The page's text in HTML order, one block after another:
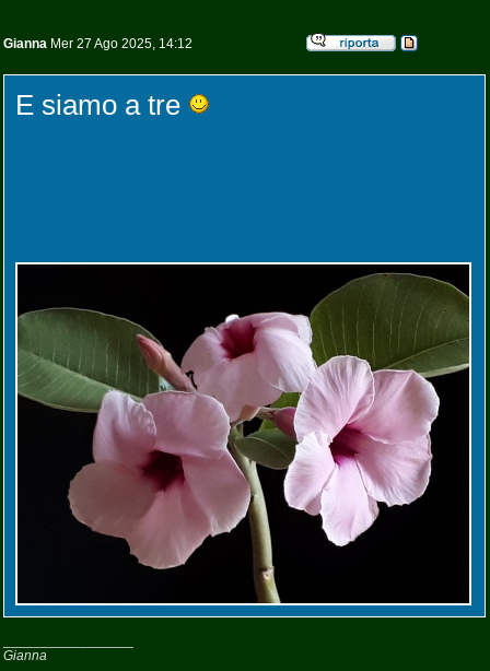
Gianna Mer 27 Ago 2025, 14:12
E siamo a tre
Gianna